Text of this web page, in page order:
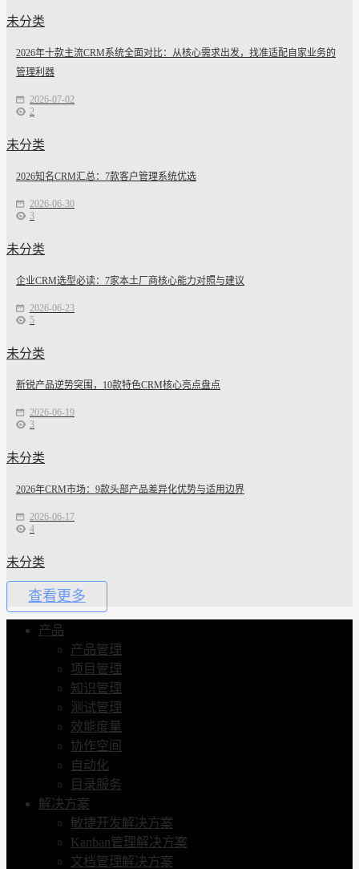
未分类
2026年十款主流CRM系统全面对比：从核心需求出发，找准适配自家业务的
管理利器
2026-07-02
2
未分类
2026知名CRM汇总：7款客户管理系统优选
2026-06-30
3
未分类
企业CRM选型必读：7家本土厂商核心能力对照与建议
2026-06-23
5
未分类
新锐产品逆势突围，10款特色CRM核心亮点盘点
2026-06-19
3
未分类
2026年CRM市场：9款头部产品差异化优势与适用边界
2026-06-17
4
未分类
查看更多
产品
产品管理
项目管理
知识管理
测试管理
效能度量
协作空间
自动化
目录服务
解决方案
敏捷开发解决方案
Kanban管理解决方案
文档管理解决方案